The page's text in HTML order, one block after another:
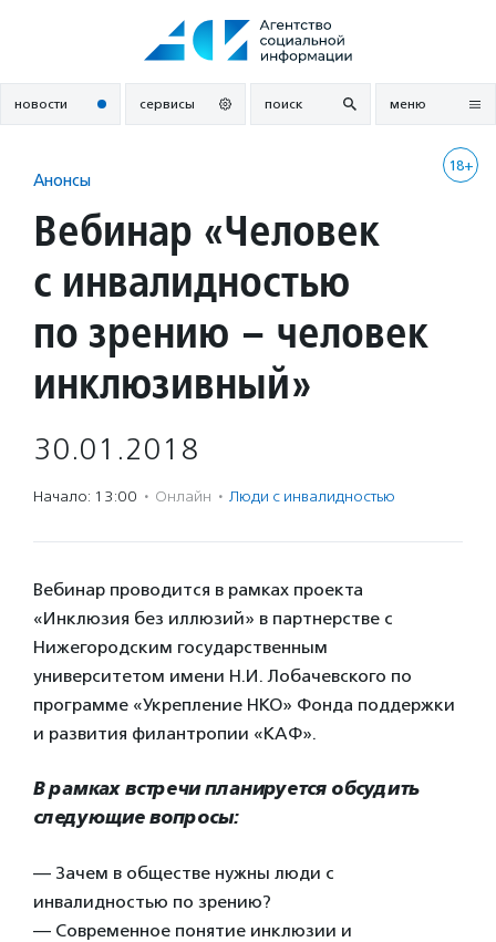
новости сервисы поиск меню
18+
Анонсы
Вебинар «Человек
с инвалидностью
по зрению – человек
инклюзивный»
30.01.2018
Начало: 13:00 · Онлайн · Люди с инвалидностью
Вебинар проводится в рамках проекта
«Инклюзия без иллюзий» в партнерстве с
Нижегородским государственным
университетом имени Н.И. Лобачевского по
программе «Укрепление НКО» Фонда поддержки
и развития филантропии «КАФ».
В рамках встречи планируется обсудить
следующие вопросы:
— Зачем в обществе нужны люди с
инвалидностью по зрению?
— Современное понятие инклюзии и